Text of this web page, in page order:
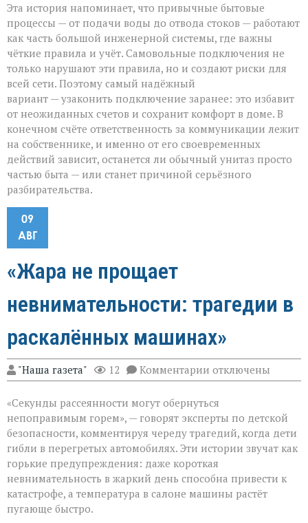
Эта история напоминает, что привычные бытовые
процессы — от подачи воды до отвода стоков — работают
как часть большой инженерной системы, где важны
чёткие правила и учёт. Самовольные подключения не
только нарушают эти правила, но и создают риски для
всей сети. Поэтому самый надёжный
вариант — узаконить подключение заранее: это избавит
от неожиданных счетов и сохранит комфорт в доме. В
конечном счёте ответственность за коммуникации лежит
на собственнике, и именно от его своевременных
действий зависит, останется ли обычный унитаз просто
частью быта — или станет причиной серьёзного
разбирательства.
09
АВГ
«Жара не прощает
невнимательности: трагедии в
раскалённых машинах»
"Наша газета" 12 Комментарии к
записи
не
прощает
невнимательности:
трагедии
в
раскалённых
машинах»
отключены
«Секунды рассеянности могут обернуться
непоправимым горем», — говорят эксперты по детской
безопасности, комментируя череду трагедий, когда дети
гибли в перегретых автомобилях. Эти истории звучат как
горькие предупреждения: даже короткая
невнимательность в жаркий день способна привести к
катастрофе, а температура в салоне машины растёт
пугающе быстро.